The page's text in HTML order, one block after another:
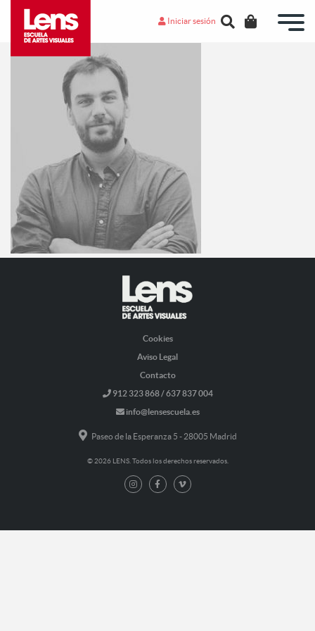
Iniciar sesión
Cookies
Aviso Legal
Contacto
912 323 868 / 637 837 004
info@lensescuela.es
Paseo de la Esperanza 5 - 28005 Madrid
© 2026 LENS. Todos los derechos reservados.